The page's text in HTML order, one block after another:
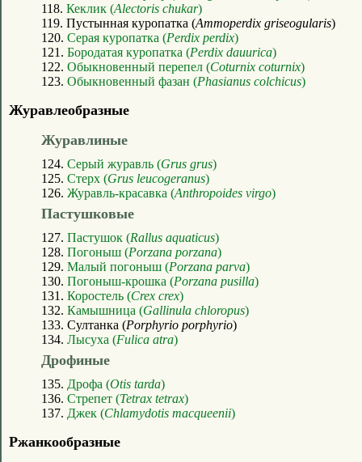
118. Кеклик (Alectoris chukar)
119. Пустынная куропатка (Ammoperdix griseogularis)
120. Серая куропатка (Perdix perdix)
121. Бородатая куропатка (Perdix dauurica)
122. Обыкновенный перепел (Coturnix coturnix)
123. Обыкновенный фазан (Phasianus colchicus)
Журавлеобразные
Журавлиные
124. Серый журавль (Grus grus)
125. Стерх (Grus leucogeranus)
126. Журавль-красавка (Anthropoides virgo)
Пастушковые
127. Пастушок (Rallus aquaticus)
128. Погоныш (Porzana porzana)
129. Малый погоныш (Porzana parva)
130. Погоныш-крошка (Porzana pusilla)
131. Коростель (Crex crex)
132. Камышница (Gallinula chloropus)
133. Султанка (Porphyrio porphyrio)
134. Лысуха (Fulica atra)
Дрофиные
135. Дрофа (Otis tarda)
136. Стрепет (Tetrax tetrax)
137. Джек (Chlamydotis macqueenii)
Ржанкообразные